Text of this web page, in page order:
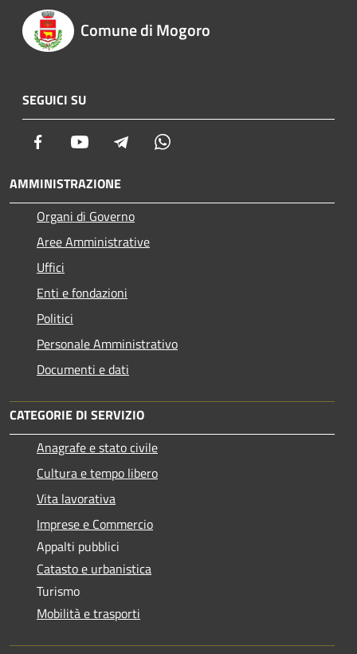
Comune di Mogoro
SEGUICI SU
Facebook Youtube Telegram
AMMINISTRAZIONE
Organi di Governo
Aree Amministrative
Uffici
Enti e fondazioni
Politici
Personale Amministrativo
Documenti e dati
CATEGORIE DI SERVIZIO
Anagrafe e stato civile
Cultura e tempo libero
Vita lavorativa
Imprese e Commercio
Appalti pubblici
Catasto e urbanistica
Turismo
Mobilità e trasporti